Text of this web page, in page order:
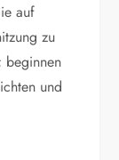
auf
zu
beginnen
und